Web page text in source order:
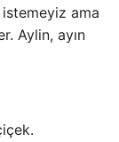
ama
Aylin, ayın